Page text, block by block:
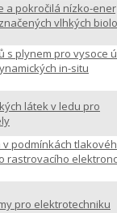
a pokročilá nízko-
vlhkých
s plynem pro vysoce
in-situ
látek v ledu pro
podmínkách
rastrovacího
pro elektrotechniku